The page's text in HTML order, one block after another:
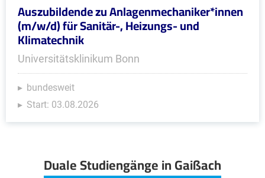
Auszubildende zu Anlagenmechaniker*innen
(m/w/d) für Sanitär-, Heizungs- und
Klimatechnik
Universitätsklinikum Bonn
bundesweit
Start: 03.08.2026
Duale Studiengänge in Gaißach